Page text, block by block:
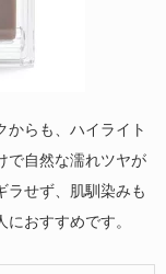
からも、ハイライト
で自然な濡れツヤが
ラせず、肌馴染みも
おすすめです。